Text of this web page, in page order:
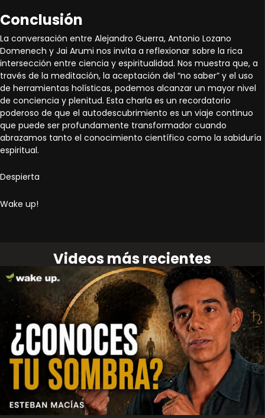
Conclusión
La conversación entre Alejandro Guerra, Antonio Lozano
Domenech y Jai Arumi nos invita a reflexionar sobre la rica
intersección entre ciencia y espiritualidad. Nos muestra que, a
través de la meditación, la aceptación del “no saber” y el uso
de herramientas holísticas, podemos alcanzar un mayor nivel
de conciencia y plenitud. Esta charla es un recordatorio
poderoso de que el autodescubrimiento es un viaje continuo
que puede ser profundamente transformador cuando
abrazamos tanto el conocimiento científico como la sabiduría
espiritual.
Despierta
Wake up!
Videos más recientes